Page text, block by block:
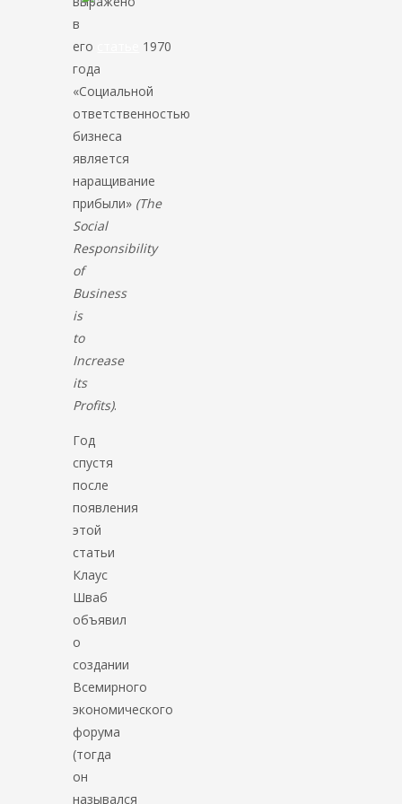
в
его
1970
года
«Социальной
ответственностью
бизнеса
является
наращивание
прибыли» (The
Social
Responsibility
of
Business
is
to
Increase
its
Profits).
Год
спустя
после
появления
этой
статьи
Клаус
Шваб
объявил
о
создании
Всемирного
экономического
форума
(тогда
он
назывался